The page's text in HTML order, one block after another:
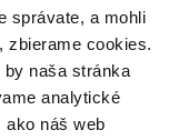
správate, a mohli
zbierame cookies.
by naša stránka
analytické
náš web